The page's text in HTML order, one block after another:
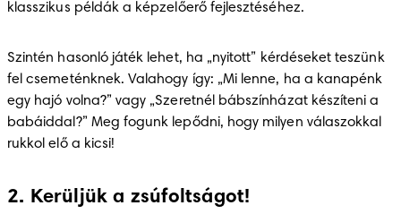
klasszikus példák a képzelőerő fejlesztéséhez.
Szintén hasonló játék lehet, ha „nyitott” kérdéseket teszünk
fel csemeténknek. Valahogy így: „Mi lenne, ha a kanapénk
egy hajó volna?” vagy „Szeretnél bábszínházat készíteni a
babáiddal?” Meg fogunk lepődni, hogy milyen válaszokkal
rukkol elő a kicsi!
2. Kerüljük a zsúfoltságot!